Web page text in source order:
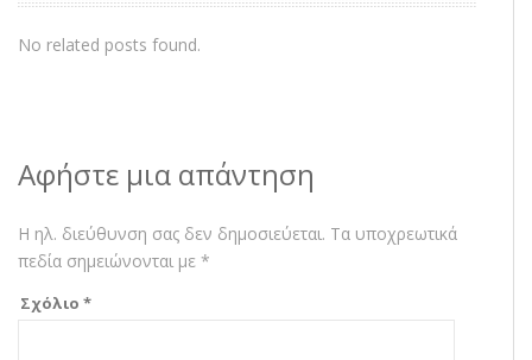
No related posts found.
Αφήστε μια απάντηση
Η ηλ. διεύθυνση σας δεν δημοσιεύεται. Τα υποχρεωτικά
πεδία σημειώνονται με *
Σχόλιο *